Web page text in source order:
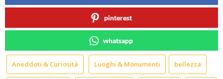
pinterest
whatsapp
Aneddoti & Curiosità Luoghi & Monumenti bellezza